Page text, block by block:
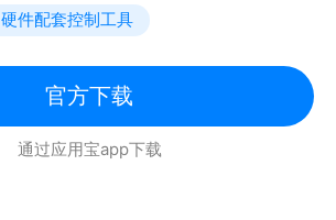
硬件配套控制工具
官方下载
通过应用宝app下载